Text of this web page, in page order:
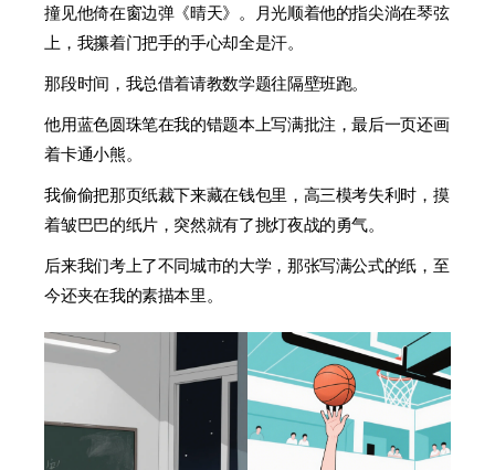
撞见他倚在窗边弹《晴天》。月光顺着他的指尖淌在琴弦
上，我攥着门把手的手心却全是汗。
那段时间，我总借着请教数学题往隔壁班跑。
他用蓝色圆珠笔在我的错题本上写满批注，最后一页还画
着卡通小熊。
我偷偷把那页纸裁下来藏在钱包里，高三模考失利时，摸
着皱巴巴的纸片，突然就有了挑灯夜战的勇气。
后来我们考上了不同城市的大学，那张写满公式的纸，至
今还夹在我的素描本里。